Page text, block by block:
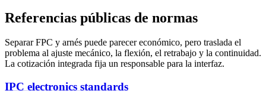
Referencias públicas de normas
Separar FPC y arnés puede parecer económico, pero traslada el
problema al ajuste mecánico, la flexión, el retrabajo y la continuidad.
La cotización integrada fija un responsable para la interfaz.
IPC electronics standards